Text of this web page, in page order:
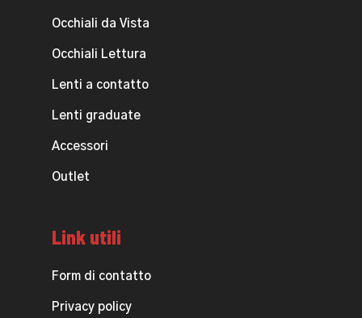
Occhiali da Vista
Occhiali Lettura
Lenti a contatto
Lenti graduate
Accessori
Outlet
Link utili
Form di contatto
Privacy policy